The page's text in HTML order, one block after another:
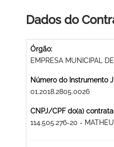
Dados do
Órgão:
EMPRESA MUNICIPAL
Número do Instrumento
01.2018.2805.0026
CNPJ/CPF do(a)
114.505.276-20 -